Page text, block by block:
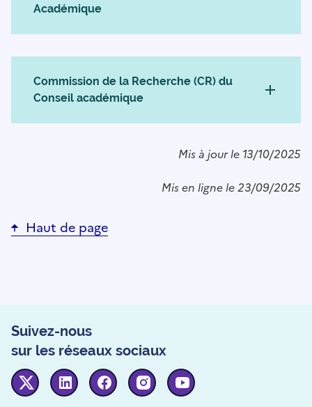
Académique
Commission de la Recherche (CR) du
Conseil académique
Mis à jour le 13/10/2025
Mis en ligne le 23/09/2025
Haut de page
Suivez-nous
sur les réseaux sociaux
Twitter Linkedin FacebookInstagram